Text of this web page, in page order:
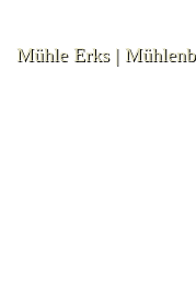
Mühle Erks |